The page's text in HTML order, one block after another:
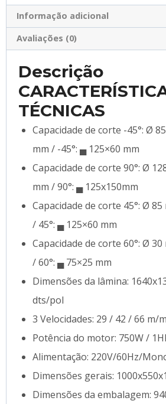
Informação adicional
Avaliações (0)
Descrição
TÉCNICAS
Capacidade de corte -45°: Ø
mm / -45°: ▄ 125×60 mm
Capacidade de corte 90°: Ø
mm / 90°: ▄ 125x150mm
Capacidade de corte 45°: Ø 85
/ 45°: ▄ 125×60 mm
Capacidade de corte 60°: Ø 30
/ 60°: ▄ 75×25 mm
Dimensões da lâmina:
dts/pol
3 Velocidades: 29 / 42 / 66 m/
Potência do motor: 750W /
Alimentação: 220V/60Hz/
Dimensões gerais:
Dimensões da embalagem: